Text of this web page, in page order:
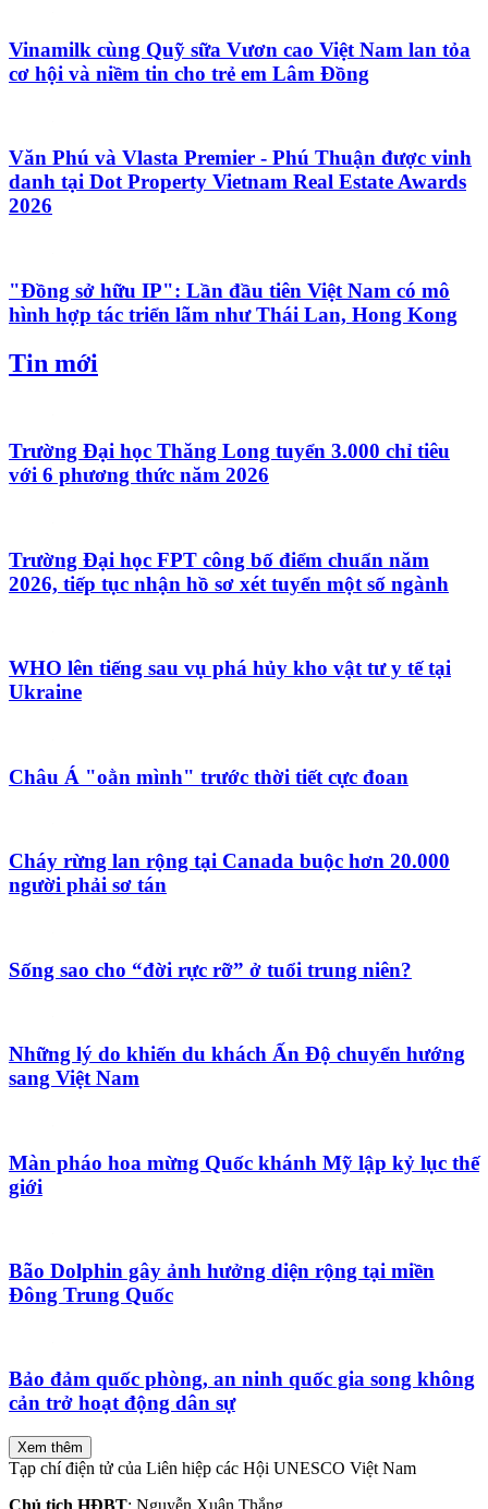
Vinamilk cùng Quỹ sữa Vươn cao Việt Nam lan tỏa
cơ hội và niềm tin cho trẻ em Lâm Đồng
Văn Phú và Vlasta Premier - Phú Thuận được vinh
danh tại Dot Property Vietnam Real Estate Awards
2026
"Đồng sở hữu IP": Lần đầu tiên Việt Nam có mô
hình hợp tác triển lãm như Thái Lan, Hong Kong
Tin mới
Trường Đại học Thăng Long tuyển 3.000 chỉ tiêu
với 6 phương thức năm 2026
Trường Đại học FPT công bố điểm chuẩn năm
2026, tiếp tục nhận hồ sơ xét tuyển một số ngành
WHO lên tiếng sau vụ phá hủy kho vật tư y tế tại
Ukraine
Châu Á "oằn mình" trước thời tiết cực đoan
Cháy rừng lan rộng tại Canada buộc hơn 20.000
người phải sơ tán
Sống sao cho “đời rực rỡ” ở tuổi trung niên?
Những lý do khiến du khách Ấn Độ chuyển hướng
sang Việt Nam
Màn pháo hoa mừng Quốc khánh Mỹ lập kỷ lục thế
giới
Bão Dolphin gây ảnh hưởng diện rộng tại miền
Đông Trung Quốc
Bảo đảm quốc phòng, an ninh quốc gia song không
cản trở hoạt động dân sự
Xem thêm
Tạp chí điện tử của Liên hiệp các Hội UNESCO Việt Nam
Chủ tịch HĐBT: Nguyễn Xuân Thắng